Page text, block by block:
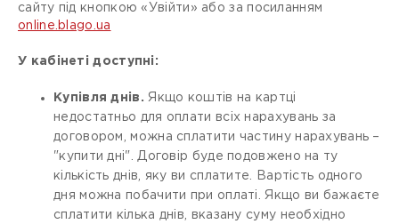
сайту під кнопкою «Увійти» або за посиланням
online.blago.ua
У кабінеті доступні:
Купівля днів. Якщо коштів на картці
недостатньо для оплати всіх нарахувань за
договором, можна сплатити частину нарахувань –
"купити дні". Договір буде подовжено на ту
кількість днів, яку ви сплатите. Вартість одного
дня можна побачити при оплаті. Якщо ви бажаєте
сплатити кілька днів, вказану суму необхідно